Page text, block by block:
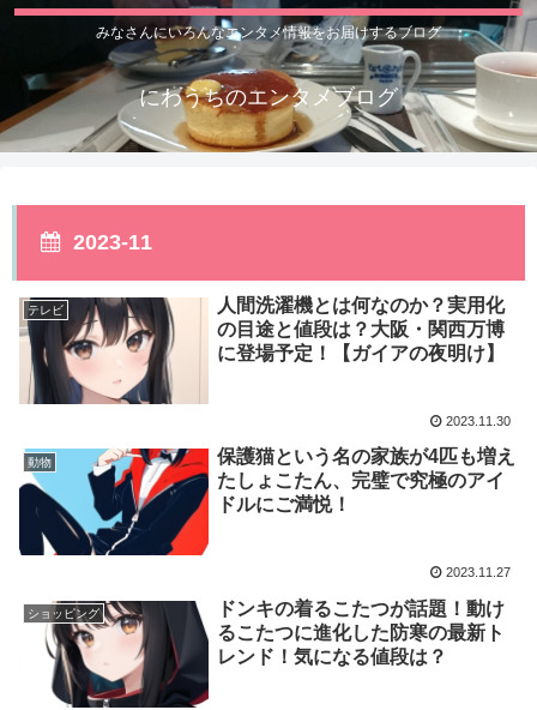
みなさんにいろんなエンタメ情報をお届けするブログ
にわうちのエンタメブログ
2023-11
テレビ
人間洗濯機とは何なのか？実用化
の目途と値段は？大阪・関西万博
に登場予定！【ガイアの夜明け】
2023.11.30
動物
保護猫という名の家族が4匹も増え
たしょこたん、完璧で究極のアイ
ドルにご満悦！
2023.11.27
ショッピング
ドンキの着るこたつが話題！動け
るこたつに進化した防寒の最新ト
レンド！気になる値段は？